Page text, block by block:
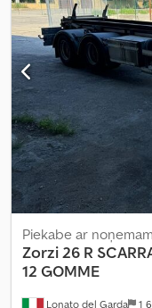
Lonato del Garda 1
Piekabe ar
Zorzi26 R
12 GOMME